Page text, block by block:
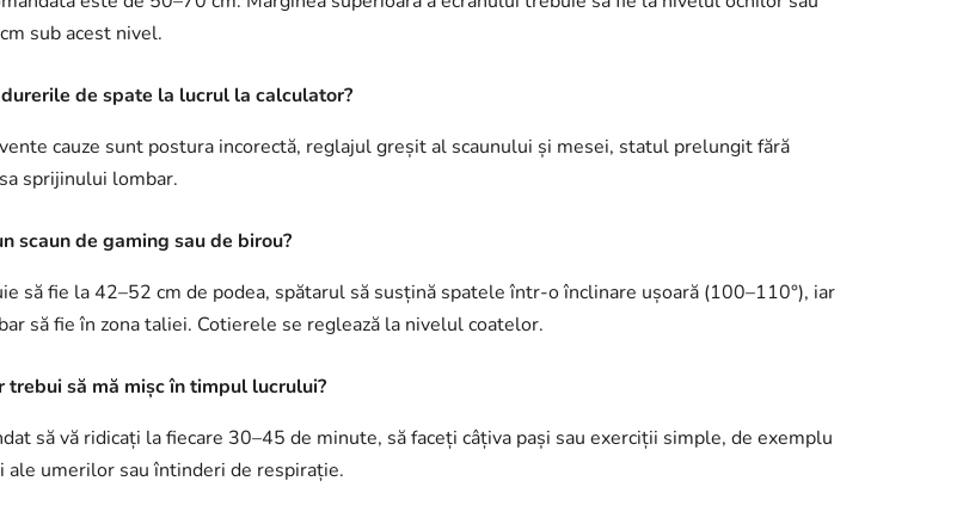
sub acest nivel.
durerile de spate la lucrul la calculator?
cauze sunt postura incorectă, reglajul greșit al scaunului și mesei, statul prelungit fără
sprijinului lombar.
scaun de gaming sau de birou?
să fie la 42–52 cm de podea, spătarul să susțină spatele într-o înclinare ușoară (100–110°), iar
să fie în zona taliei. Cotierele se reglează la nivelul coatelor.
trebui să mă mișc în timpul lucrului?
să vă ridicați la fiecare 30–45 de minute, să faceți câțiva pași sau exerciții simple, de exemplu
ale umerilor sau întinderi de respirație.